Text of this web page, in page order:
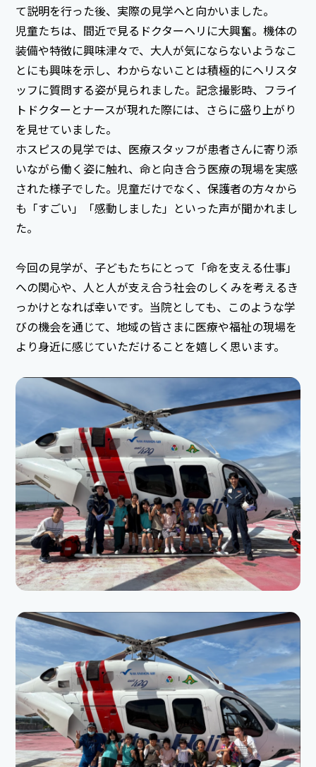
て説明を行った後、実際の見学へと向かいました。
児童たちは、間近で見るドクターヘリに大興奮。機体の
装備や特徴に興味津々で、大人が気にならないようなこ
とにも興味を示し、わからないことは積極的にヘリスタ
ッフに質問する姿が見られました。記念撮影時、フライ
トドクターとナースが現れた際には、さらに盛り上がり
を見せていました。
ホスピスの見学では、医療スタッフが患者さんに寄り添
いながら働く姿に触れ、命と向き合う医療の現場を実感
された様子でした。児童だけでなく、保護者の方々から
も「すごい」「感動しました」といった声が聞かれまし
た。
今回の見学が、子どもたちにとって「命を支える仕事」
への関心や、人と人が支え合う社会のしくみを考えるき
っかけとなれば幸いです。当院としても、このような学
びの機会を通じて、地域の皆さまに医療や福祉の現場を
より身近に感じていただけることを嬉しく思います。